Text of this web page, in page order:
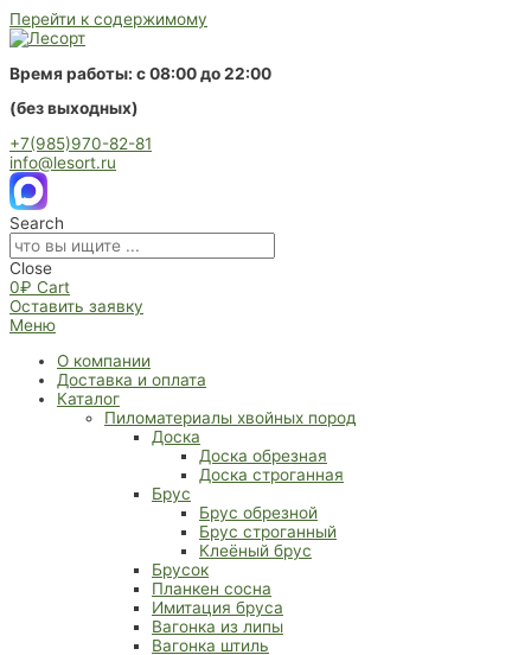
Перейти к содержимому
Время работы: с 08:00 до 22:00
(без выходных)
+7(985)970-82-81
info@lesort.ru
Search
Close
0₽ Cart
Оставить заявку
Меню
О компании
Доставка и оплата
Каталог
Пиломатериалы хвойных пород
Доска
Доска обрезная
Доска строганная
Брус
Брус обрезной
Брус строганный
Клеёный брус
Брусок
Планкен сосна
Имитация бруса
Вагонка из липы
Вагонка штиль